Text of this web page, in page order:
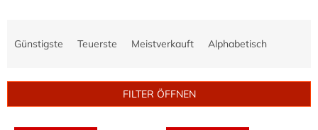
k
Günstigste Teuerste Meistverkauft Alphabetisch
FILTER ÖFFNEN